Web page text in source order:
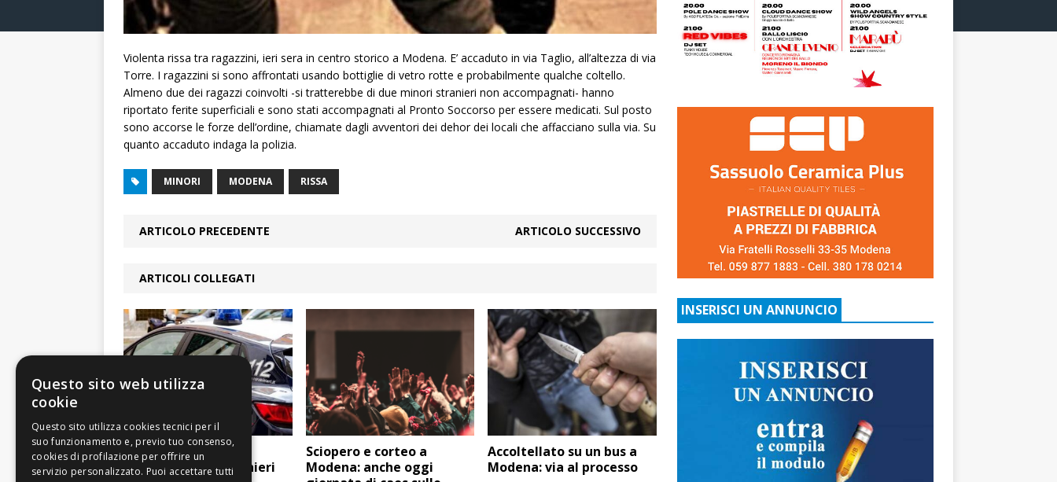
Violenta rissa tra ragazzini, ieri sera in centro storico a Modena. E’ accaduto in via Taglio, all’altezza di via
Torre. I ragazzini si sono affrontati usando bottiglie di vetro rotte e probabilmente qualche coltello.
Almeno due dei ragazzi coinvolti -si tratterebbe di due minori stranieri non accompagnati- hanno
riportato ferite superficiali e sono stati accompagnati al Pronto Soccorso per essere medicati. Sul posto
sono accorse le forze dell’ordine, chiamate dagli avventori dei dehor dei locali che affacciano sulla via. Su
quanto accaduto indaga la polizia.
MINORI MODENA RISSA
ARTICOLO PRECEDENTE ARTICOLO SUCCESSIVO
ARTICOLI COLLEGATI
Armata di coltello,
aggredisce i Carabinieri
Sciopero e corteo a
Modena: anche oggi
Accoltellato su un bus a
Modena: via al processo
INSERISCI UN ANNUNCIO
Questo sito web utilizza
cookie